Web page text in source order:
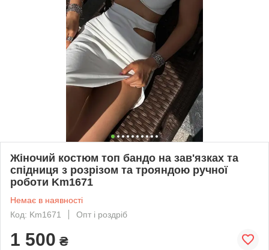
Жіночий костюм топ бандо на зав'язках та
спідниця з розрізом та трояндою ручної
роботи Km1671
Немає в наявності
Код: Km1671
Опт і роздріб
1 500 ₴